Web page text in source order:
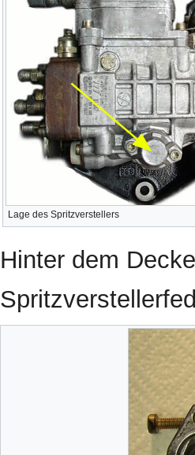
Lage des Spritzverstellers
Hinter dem